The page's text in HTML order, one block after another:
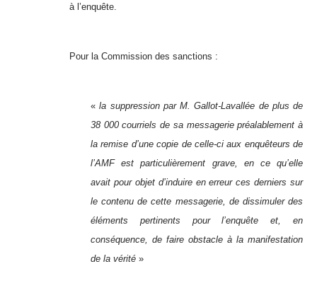
à l’enquête.
Pour la Commission des sanctions :
«la suppression par M. Gallot-Lavallée de plus de
38 000 courriels de sa messagerie préalablement à
la remise d’une copie de celle-ci aux enquêteurs de
l’AMF est particulièrement grave, en ce qu’elle
avait pour objet d’induire en erreur ces derniers sur
le contenu de cette messagerie, de dissimuler des
éléments pertinents pour l’enquête et, en
conséquence, de faire obstacle à la manifestation
de la vérité »